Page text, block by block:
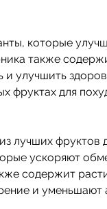
также
и улучшить
фруктах для
лучших фруктов
ускоряют
содержит
и уменьшают